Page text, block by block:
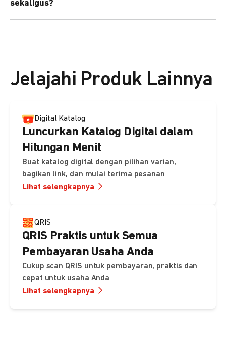
kebutuhan Anda.
sekaligus?
Jelajahi Produk Lainnya
Digital Katalog
Luncurkan Katalog Digital dalam
Hitungan Menit
Buat katalog digital dengan pilihan varian,
bagikan link, dan mulai terima pesanan
Lihat selengkapnya
QRIS
QRIS Praktis untuk Semua
Pembayaran Usaha Anda
Cukup scan QRIS untuk pembayaran, praktis dan
cepat untuk usaha Anda
Lihat selengkapnya